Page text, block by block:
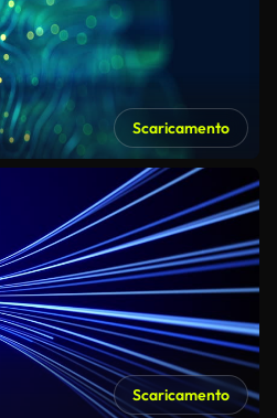
Scaricamento
Scaricamento